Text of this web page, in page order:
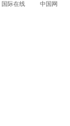
国际在线 中国网